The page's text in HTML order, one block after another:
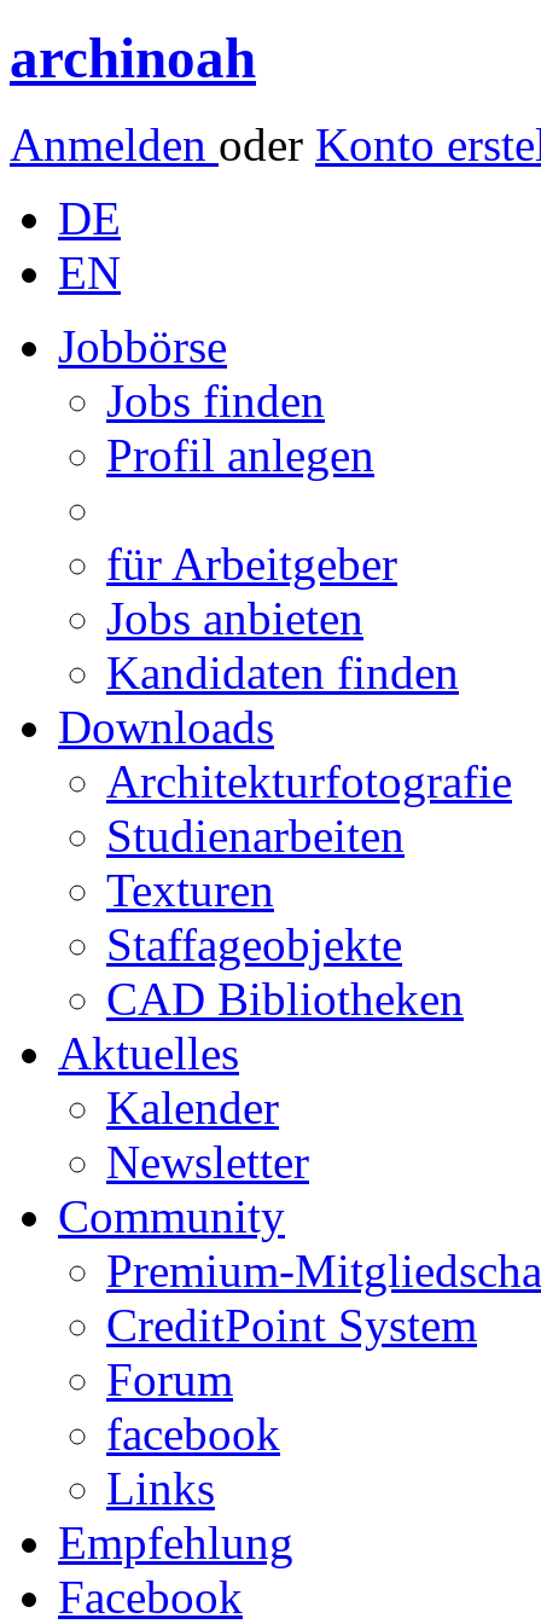
archinoah
Anmelden oder Konto
DE
EN
Jobbörse
Jobs finden
Profil anlegen
für Arbeitgeber
Jobs anbieten
Kandidaten finden
Downloads
Architekturfotografie
Studienarbeiten
Texturen
Staffageobjekte
CAD Bibliotheken
Aktuelles
Kalender
Newsletter
Community
Premium-
CreditPoint System
Forum
facebook
Links
Empfehlung
Facebook